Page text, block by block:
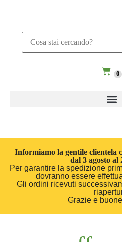
0
Informiamo la gentile clientela
dal 3 agosto al
Per garantire la spedizione
dovranno essere
Gli ordini ricevuti
Grazie e